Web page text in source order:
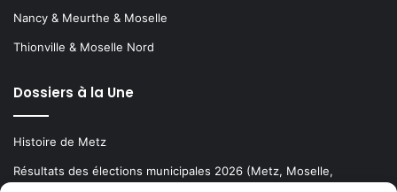
Nancy & Meurthe & Moselle
Thionville & Moselle Nord
Dossiers à la Une
Histoire de Metz
Résultats des élections municipales 2026 (Metz, Moselle,